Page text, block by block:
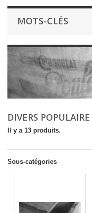
MOTS-CLÉS
DIVERS POPULAIRE
Il y a 13 produits.
Sous-catégories